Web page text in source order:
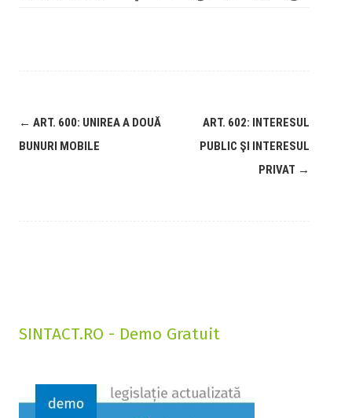
← ART. 600: UNIREA A DOUĂ
BUNURI MOBILE
ART. 602: INTERESUL
PUBLIC ŞI INTERESUL
PRIVAT →
SINTACT.RO - Demo Gratuit